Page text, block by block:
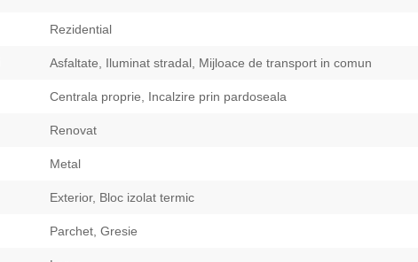
Rezidential
Asfaltate, Iluminat stradal, Mijloace de transport in comun
Centrala proprie, Incalzire prin pardoseala
Renovat
Metal
Exterior, Bloc izolat termic
Parchet, Gresie